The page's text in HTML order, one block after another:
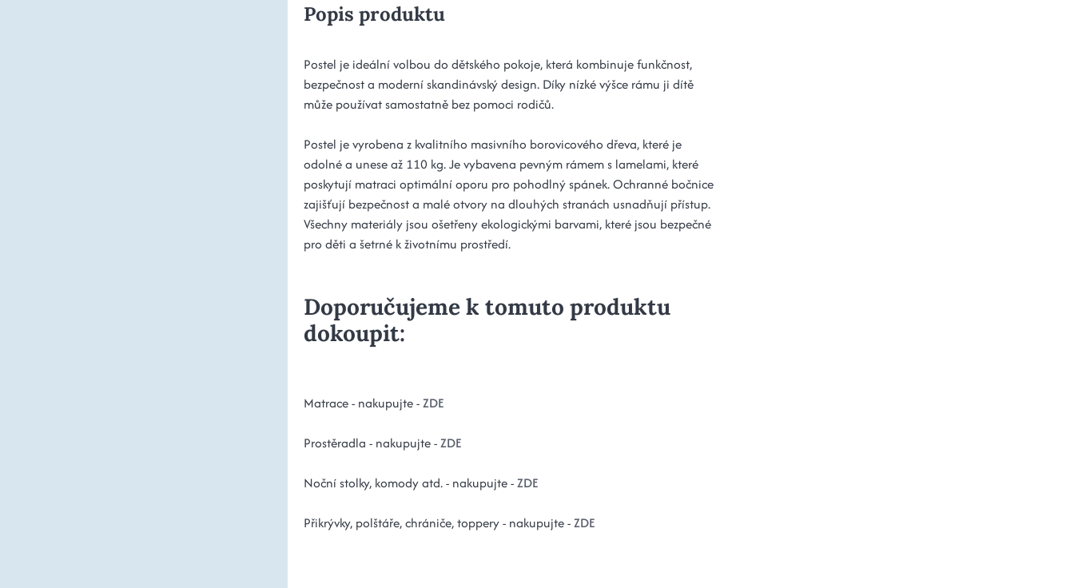
Popis produktu
Postel je ideální volbou do dětského pokoje, která kombinuje funkčnost,
bezpečnost a moderní skandinávský design. Díky nízké výšce rámu ji dítě
může používat samostatně bez pomoci rodičů.
Postel je vyrobena z kvalitního masivního borovicového dřeva, které je
odolné a unese až 110 kg. Je vybavena pevným rámem s lamelami, které
poskytují matraci optimální oporu pro pohodlný spánek. Ochranné bočnice
zajišťují bezpečnost a malé otvory na dlouhých stranách usnadňují přístup.
Všechny materiály jsou ošetřeny ekologickými barvami, které jsou bezpečné
pro děti a šetrné k životnímu prostředí.
Doporučujeme k tomuto produktu
dokoupit:
Matrace - nakupujte -ZDE
Prostěradla - nakupujte -ZDE
Noční stolky, komody atd. - nakupujte -ZDE
Přikrývky, polštáře, chrániče, toppery - nakupujte -ZDE